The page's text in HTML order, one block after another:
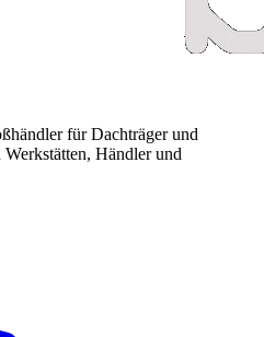
für Dachträger und
Händler und